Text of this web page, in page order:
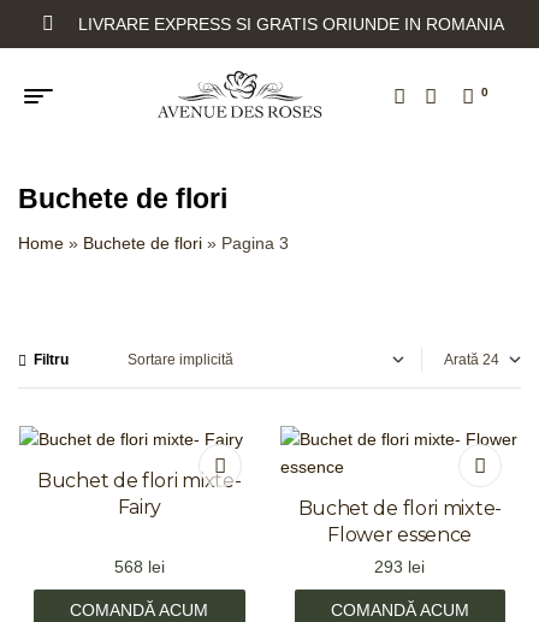
LIVRARE EXPRESS SI GRATIS ORIUNDE IN ROMANIA
0
Buchete de flori
Home » Buchete de flori » Pagina 3
Filtru Arată
Buchet de flori mixte-
Fairy
568 lei
COMANDĂ ACUM
Buchet de flori mixte-
Flower essence
293 lei
COMANDĂ ACUM